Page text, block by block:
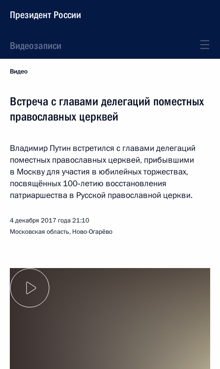
Президент России
Видеозаписи
Видео
Встреча с главами делегаций поместных
православных церквей
Владимир Путин встретился с главами делегаций
поместных православных церквей, прибывшими
в Москву для участия в юбилейных торжествах,
посвящённых 100‑летию восстановления
патриаршества в Русской православной церкви.
4 декабря 2017 года21:10
Московская область, Ново-Огарёво